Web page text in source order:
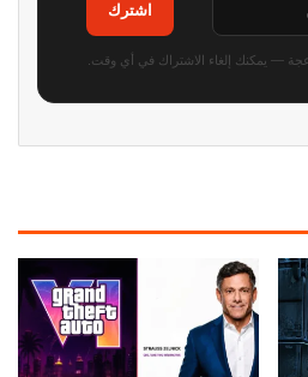
اشترك
— يمكنك إلغاء الاشتراك في أي وقت.